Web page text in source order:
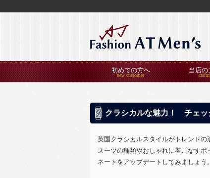
初めての方へ 当店の
クラシカルな魅力！ チェッ
英国クラシカルスタイルがトレンド
スーツの種類やおしゃれに着こなす
ネートをアップデートしてみましょう。